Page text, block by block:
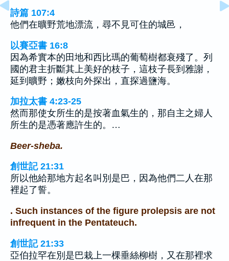
詩篇 107:4
他們在曠野荒地漂流，尋不見可住的城邑，
以賽亞書 16:8
因為希實本的田地和西比瑪的葡萄樹都衰殘了。列
國的君主折斷其上美好的枝子，這枝子長到雅謝，
延到曠野；嫩枝向外探出，直探過鹽海。
加拉太書 4:23-25
然而那使女所生的是按著血氣生的，那自主之婦人
所生的是憑著應許生的。…
Beer-sheba.
創世記 21:31
所以他給那地方起名叫別是巴，因為他們二人在那
裡起了誓。
. Such instances of the figure prolepsis are not
infrequent in the Pentateuch.
創世記 21:33
亞伯拉罕在別是巴栽上一棵垂絲柳樹，又在那裡求